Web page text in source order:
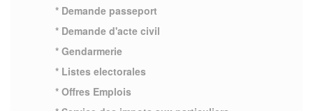
* Demande passeport
* Demande d'acte civil
* Gendarmerie
* Listes electorales
* Offres Emplois